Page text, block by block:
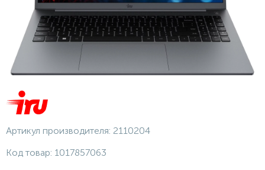
Артикул производителя: 2110204
Код товар: 1017857063